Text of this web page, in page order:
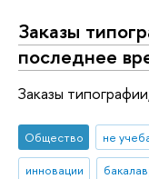
Заказы
последнее
Заказы
Общество не
инновации